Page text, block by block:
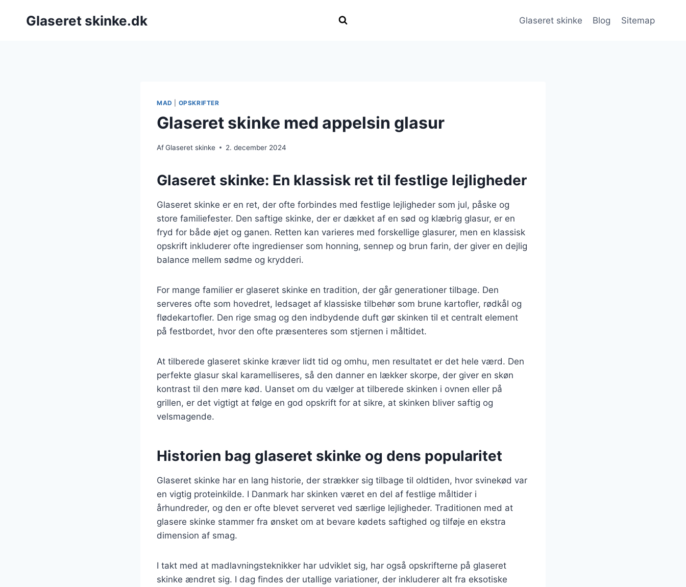
Glaseret skinke.dk Glaseret skinke Blog Sitemap
MAD OPSKRIFTER
Glaseret skinke med appelsin glasur
AfGlaseret skinke 2. december 2024
Glaseret skinke: En klassisk ret til festlige lejligheder
Glaseret skinke er en ret, der ofte forbindes med festlige lejligheder som jul, påske og
store familiefester. Den saftige skinke, der er dækket af en sød og klæbrig glasur, er en
fryd for både øjet og ganen. Retten kan varieres med forskellige glasurer, men en klassisk
opskrift inkluderer ofte ingredienser som honning, sennep og brun farin, der giver en dejlig
balance mellem sødme og krydderi.
For mange familier er glaseret skinke en tradition, der går generationer tilbage. Den
serveres ofte som hovedret, ledsaget af klassiske tilbehør som brune kartofler, rødkål og
flødekartofler. Den rige smag og den indbydende duft gør skinken til et centralt element
på festbordet, hvor den ofte præsenteres som stjernen i måltidet.
At tilberede glaseret skinke kræver lidt tid og omhu, men resultatet er det hele værd. Den
perfekte glasur skal karamelliseres, så den danner en lækker skorpe, der giver en skøn
kontrast til den møre kød. Uanset om du vælger at tilberede skinken i ovnen eller på
grillen, er det vigtigt at følge en god opskrift for at sikre, at skinken bliver saftig og
velsmagende.
Historien bag glaseret skinke og dens popularitet
Glaseret skinke har en lang historie, der strækker sig tilbage til oldtiden, hvor svinekød var
en vigtig proteinkilde. I Danmark har skinken været en del af festlige måltider i
århundreder, og den er ofte blevet serveret ved særlige lejligheder. Traditionen med at
glasere skinke stammer fra ønsket om at bevare kødets saftighed og tilføje en ekstra
dimension af smag.
I takt med at madlavningsteknikker har udviklet sig, har også opskrifterne på glaseret
skinke ændret sig. I dag findes der utallige variationer, der inkluderer alt fra eksotiske